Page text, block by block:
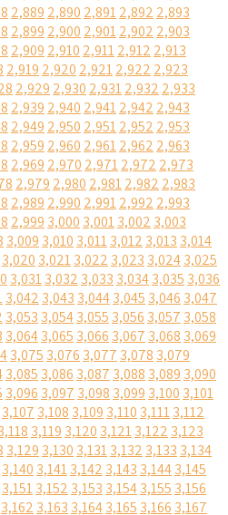
2,889 2,890 2,8912,892 2,893
2,899 2,900 2,9012,902 2,903
2,909 2,910 2,9112,912 2,913
2,919 2,920 2,9212,922 2,923
2,929 2,930 2,9312,932 2,933
2,939 2,940 2,9412,942 2,943
2,949 2,950 2,9512,952 2,953
2,959 2,960 2,9612,962 2,963
2,969 2,970 2,9712,972 2,973
2,979 2,980 2,9812,982 2,983
2,989 2,990 2,9912,992 2,993
2,999 3,000 3,0013,002 3,003
3,009 3,010 3,0113,012 3,013 3,014
3,020 3,0213,022 3,023 3,0243,025
3,0313,032 3,033 3,0343,035 3,036
3,042 3,043 3,0443,045 3,046 3,047
3,053 3,0543,055 3,056 3,057 3,058
3,0643,065 3,066 3,067 3,068 3,069
3,075 3,076 3,077 3,078 3,079
3,085 3,086 3,087 3,088 3,089 3,090
3,096 3,097 3,098 3,099 3,100 3,101
3,107 3,108 3,109 3,110 3,1113,112
3,119 3,120 3,1213,122 3,123
3,129 3,130 3,1313,132 3,133 3,134
3,140 3,1413,142 3,143 3,1443,145
3,1513,152 3,153 3,1543,155 3,156
3,162 3,163 3,1643,165 3,166 3,167